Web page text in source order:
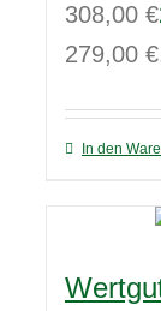
308,00 €
279,00
In den